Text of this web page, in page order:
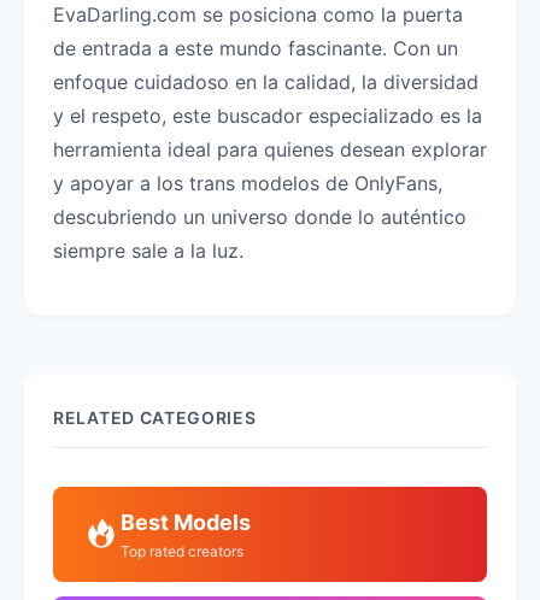
EvaDarling.com se posiciona como la puerta
de entrada a este mundo fascinante. Con un
enfoque cuidadoso en la calidad, la diversidad
y el respeto, este buscador especializado es la
herramienta ideal para quienes desean explorar
y apoyar a los trans modelos de OnlyFans,
descubriendo un universo donde lo auténtico
siempre sale a la luz.
RELATED CATEGORIES
Best Models
Top rated creators